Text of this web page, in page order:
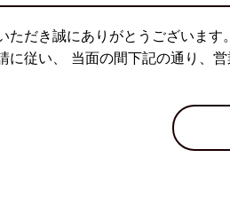
ただき誠にありがとうございま
に従い、 当面の間下記の通り、